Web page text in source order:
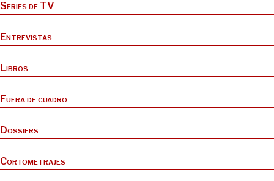
Series de TV
Entrevistas
Libros
Fuera de cuadro
Dossiers
Cortometrajes